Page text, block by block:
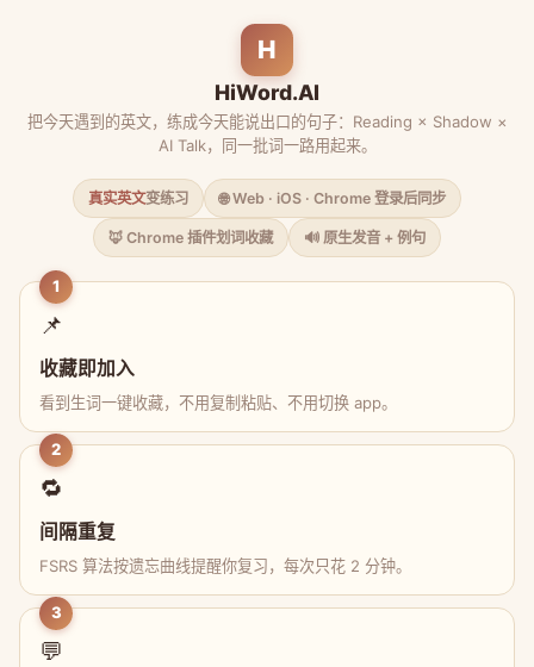
H
HiWord.AI
把今天遇到的英文，练成今天能说出口的句子：Reading × Shadow ×
AI Talk，同一批词一路用起来。
真实英文变练习 🌐 Web · iOS · Chrome 登录后同步
🦊 Chrome 插件划词收藏 🔊 原生发音 + 例句
1
📌
收藏即加入
看到生词一键收藏，不用复制粘贴、不用切换 app。
2
🔁
间隔重复
FSRS 算法按遗忘曲线提醒你复习，每次只花 2 分钟。
3
💬